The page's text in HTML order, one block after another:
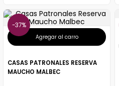
37%
Agregar al carro
CASAS PATRONALES RESERVA
MAUCHO MALBEC